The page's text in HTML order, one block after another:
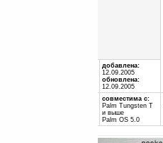
добавлена:
12.09.2005
обновлена:
12.09.2005
совместима с:
Palm Tungsten T
и выше
Palm OS 5.0